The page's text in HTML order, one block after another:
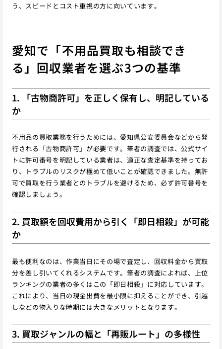
う、スピードとコスト重視の方に向いています。
愛知で「不用品買取も相談でき
る」回収業者を選ぶ3つの基準
1. 「古物商許可」を正しく保有し、明記している
か
不用品の買取業務を行うためには、愛知県公安委員会などから発
行される「古物商許可」が必要です。筆者の調査では、公式サイ
トに許可番号を明記している業者は、適正な査定基準を持ってお
り、トラブルのリスクが極めて低いことが確認できました。無許
可で買取を行う業者とのトラブルを避けるため、必ず許可番号を
確認しましょう。
2. 買取額を回収費用から引く「即日相殺」が可能
か
最も便利なのは、作業当日にその場で査定し、回収料金から買取
分を差し引いてくれるシステムです。筆者の調査によれば、上位
ランキングの業者の多くはこの「即日相殺」に対応しています。
これにより、当日の現金出費を最小限に抑えることができ、引越
しなどの物入りな時期には大きなメリットとなります。
3. 買取ジャンルの幅と「再販ルート」の多様性